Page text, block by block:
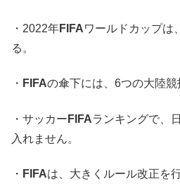
・2022年FIFAワールドカップは
る。
・ FIFAの傘下には、6つの大陸競
・サッカー FIFAランキングで、
入れません。
・ FIFAは、大きくルール改正を行